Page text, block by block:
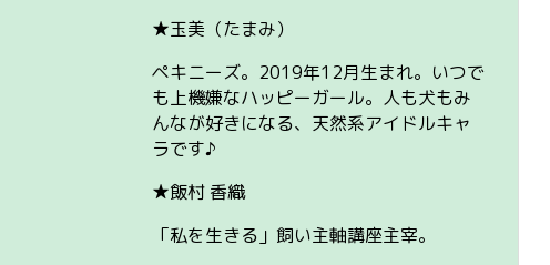
★玉美（たまみ）
ペキニーズ。2019年12月生まれ。いつで
も上機嫌なハッピーガール。人も犬もみ
んなが好きになる、天然系アイドルキャ
ラです♪
★飯村 香織
「私を生きる」飼い主軸講座主宰。